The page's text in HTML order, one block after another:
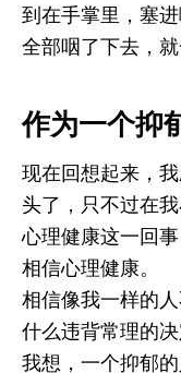
到在手掌里，塞
全部咽了下去，就
作为一个抑
现在回想起来，
头了，只不过在
心理健康这一回
相信心理健康。
相信像我一样的
什么违背常理的
我想，一个抑郁